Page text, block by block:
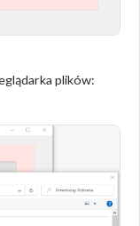
plików: